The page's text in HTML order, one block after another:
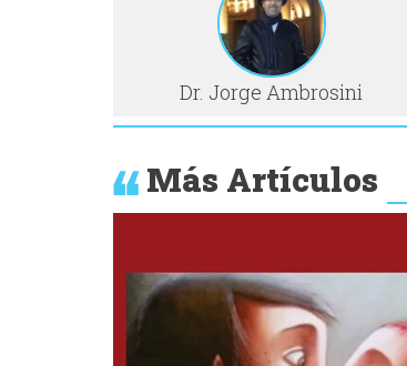
Dr. Jorge Ambrosini
Más Artículos